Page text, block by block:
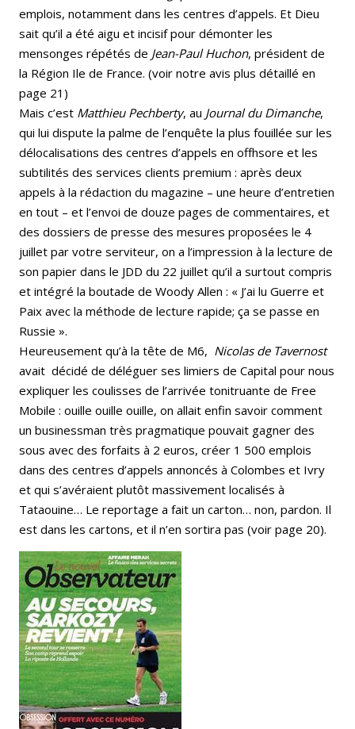
emplois, notamment dans les centres d’appels. Et Dieu
sait qu’il a été aigu et incisif pour démonter les
mensonges répétés de Jean-Paul Huchon, président de
la Région Ile de France. (voir notre avis plus détaillé en
page 21)
Mais c’est Matthieu Pechberty, au Journal du Dimanche,
qui lui dispute la palme de l’enquête la plus fouillée sur les
délocalisations des centres d’appels en offhsore et les
subtilités des services clients premium : après deux
appels à la rédaction du magazine – une heure d’entretien
en tout – et l’envoi de douze pages de commentaires, et
des dossiers de presse des mesures proposées le 4
juillet par votre serviteur, on a l’impression à la lecture de
son papier dans le JDD du 22 juillet qu’il a surtout compris
et intégré la boutade de Woody Allen : « J’ai lu Guerre et
Paix avec la méthode de lecture rapide; ça se passe en
Russie ».
Heureusement qu’à la tête de M6, Nicolas de Tavernost
avait décidé de déléguer ses limiers de Capital pour nous
expliquer les coulisses de l’arrivée tonitruante de Free
Mobile : ouille ouille ouille, on allait enfin savoir comment
un businessman très pragmatique pouvait gagner des
sous avec des forfaits à 2 euros, créer 1 500 emplois
dans des centres d’appels annoncés à Colombes et Ivry
et qui s’avéraient plutôt massivement localisés à
Tataouine… Le reportage a fait un carton… non, pardon. Il
est dans les cartons, et il n’en sortira pas (voir page 20).